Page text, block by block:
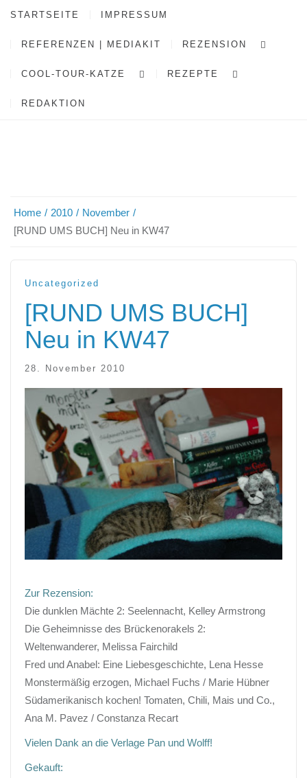
STARTSEITE IMPRESSUM
REFERENZEN | MEDIAKIT REZENSION
COOL-TOUR-KATZE REZEPTE
REDAKTION
Home 2010
November
[RUND UMS BUCH] Neu in KW47
Uncategorized
[RUND UMS BUCH]
Neu in KW47
28. November 2010
Zur Rezension:
Die dunklen Mächte 2: Seelennacht, Kelley Armstrong
Die Geheimnisse des Brückenorakels 2:
Weltenwanderer, Melissa Fairchild
Fred und Anabel: Eine Liebesgeschichte, Lena Hesse
Monstermäßig erzogen, Michael Fuchs / Marie Hübner
Südamerikanisch kochen! Tomaten, Chili, Mais und Co.,
Ana M. Pavez / Constanza Recart
Vielen Dank an die Verlage Pan und Wolff!
Gekauft: